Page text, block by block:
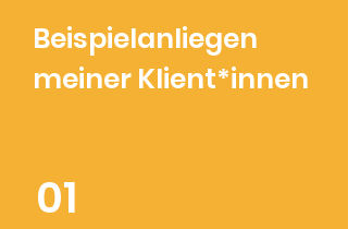
Beispielanliegen
meiner Klient*innen
01